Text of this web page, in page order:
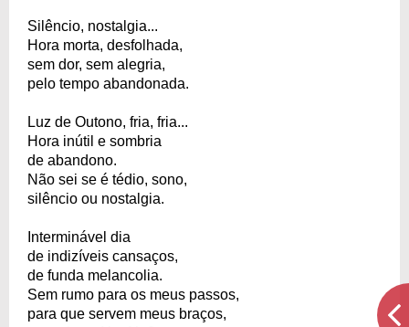
Silêncio, nostalgia...
Hora morta, desfolhada,
sem dor, sem alegria,
pelo tempo abandonada.
Luz de Outono, fria, fria...
Hora inútil e sombria
de abandono.
Não sei se é tédio, sono,
silêncio ou nostalgia.
Interminável dia
de indizíveis cansaços,
de funda melancolia.
Sem rumo para os meus passos,
para que servem meus braços,